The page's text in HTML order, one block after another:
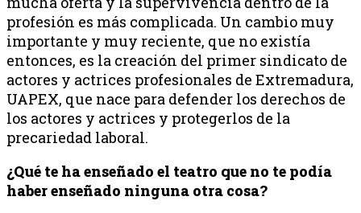
profesión es más complicada. Un cambio muy
importante y muy reciente, que no existía
entonces, es la creación del primer sindicato de
actores y actrices profesionales de Extremadura,
UAPEX, que nace para defender los derechos de
los actores y actrices y protegerlos de la
precariedad laboral.
¿Qué te ha enseñado el teatro que no te podía
haber enseñado ninguna otra cosa?